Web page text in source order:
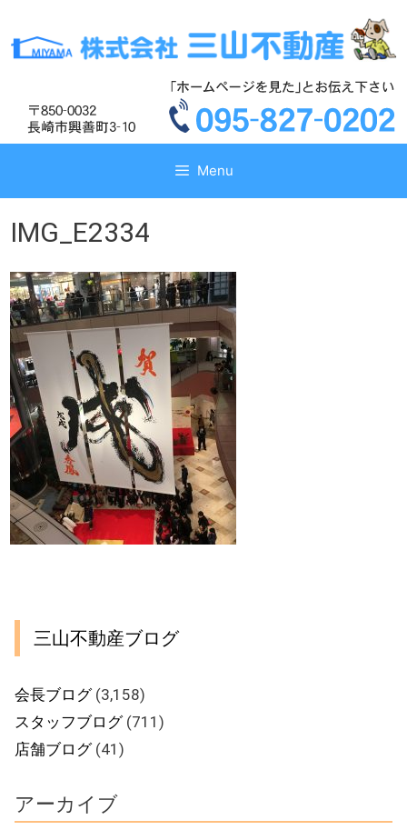
テ
ス
テ
ス
Menu
IMG_E2334
三山不動産ブログ
会長ブログ(3,158)
スタッフブログ(711)
店舗ブログ(41)
アーカイブ